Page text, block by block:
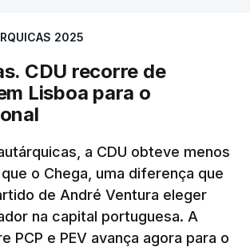
2025
CDU recorre de
Lisboa para o
a CDU obteve menos
o Chega, uma diferença que
de André Ventura eleger
na capital portuguesa. A
PCP e PEV avança agora para o